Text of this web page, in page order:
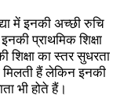
में इनकी अच्छी रुचि
प्राथमिक शिक्षा
का स्तर सुधरता
मिलती हैं लेकिन इनकी
भी होते हैं।